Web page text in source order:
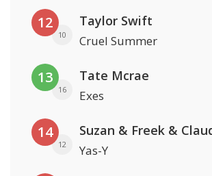
12
10
Taylor Swift
Cruel Summer
13
16
Tate Mcrae
Exes
14
12
Suzan & Freek &
Yas-Y